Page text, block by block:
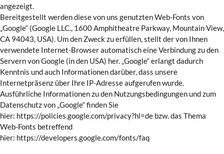
angezeigt.
Bereitgestellt werden diese von uns genutzten Web-Fonts von
„Google“ (Google LLC., 1600 Amphitheatre Parkway, Mountain View,
CA 94043, USA). Um den Zweck zu erfüllen, stellt der von Ihnen
verwendete Internet-Browser automatisch eine Verbindung zu den
Servern von Google (in den USA) her. „Google“ erlangt dadurch
Kenntnis und auch Informationen darüber, dass unsere
Internetpräsenz über Ihre IP-Adresse aufgerufen wurde.
Ausführliche Informationen zu den Nutzungsbedingungen und zum
Datenschutz von „Google“ finden Sie
hier: https://policies.google.com/privacy?hl=de bzw. das Thema
Web-Fonts betreffend
hier: https://developers.google.com/fonts/faq